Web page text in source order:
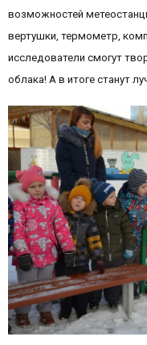
возможностей
вертушки, термометр,
исследователи смогут
облака! А в итоге станут